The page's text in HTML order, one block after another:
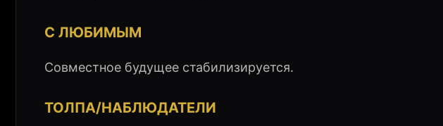
С ЛЮБИМЫМ
Совместное будущее стабилизируется.
ТОЛПА/НАБЛЮДАТЕЛИ